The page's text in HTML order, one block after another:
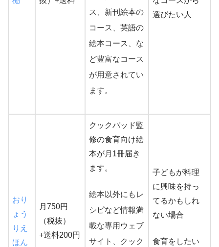
ス、新刊絵本の
コース、英語の
絵本コース、な
ど豊富なコース
が用意されてい
ます。
選びたい人
おり
ょう
りえ
ほん
月750円
（税抜）
+送料200円
クックパッド監
修の食育向け絵
本が月1冊届き
ます。
絵本以外にもレ
シピなど情報満
載な専用ウェブ
サイト、クック
子どもが料理
に興味を持っ
てるかもしれ
ない場合
食育をしたい